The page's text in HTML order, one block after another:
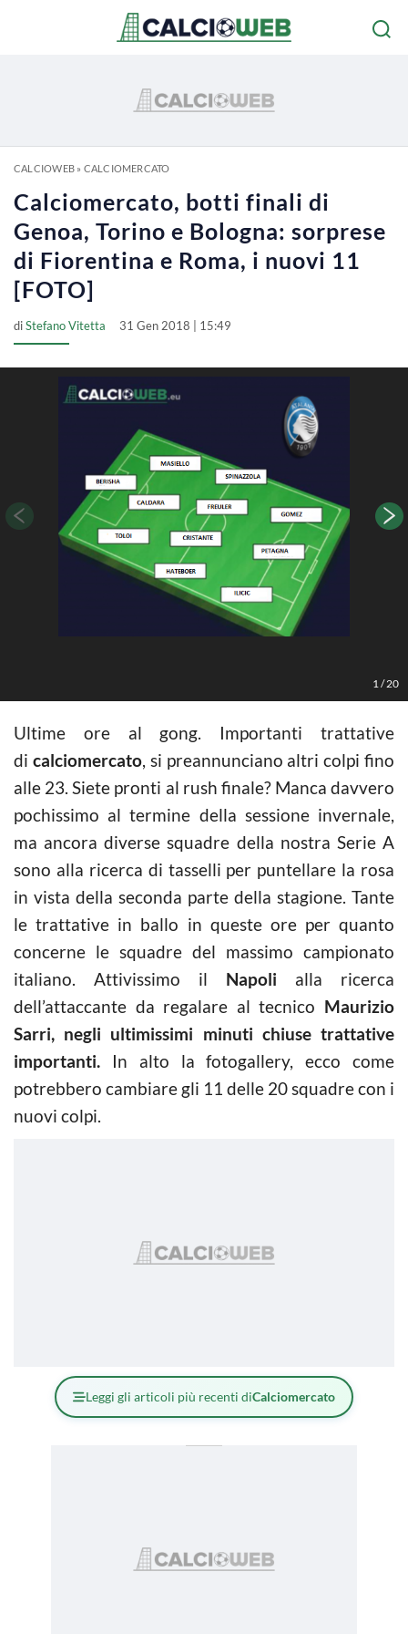
CALCIOWEB» CALCIOMERCATO
Calciomercato, botti finali di
Genoa, Torino e Bologna: sorprese
di Fiorentina e Roma, i nuovi 11
[FOTO]
diStefano Vitetta 31 Gen 2018 | 15:49
1 /20
Ultime ore al gong. Importanti trattative
di calciomercato, si preannunciano altri colpi fino
alle 23. Siete pronti al rush finale? Manca davvero
pochissimo al termine della sessione invernale,
ma ancora diverse squadre della nostra Serie A
sono alla ricerca di tasselli per puntellare la rosa
in vista della seconda parte della stagione. Tante
le trattative in ballo in queste ore per quanto
concerne le squadre del massimo campionato
italiano. Attivissimo il Napoli alla ricerca
dell’attaccante da regalare al tecnico Maurizio
Sarri, negli ultimissimi minuti chiuse trattative
importanti. In alto la fotogallery, ecco come
potrebbero cambiare gli 11 delle 20 squadre con i
nuovi colpi.
Leggi gli articoli più recenti diCalciomercato